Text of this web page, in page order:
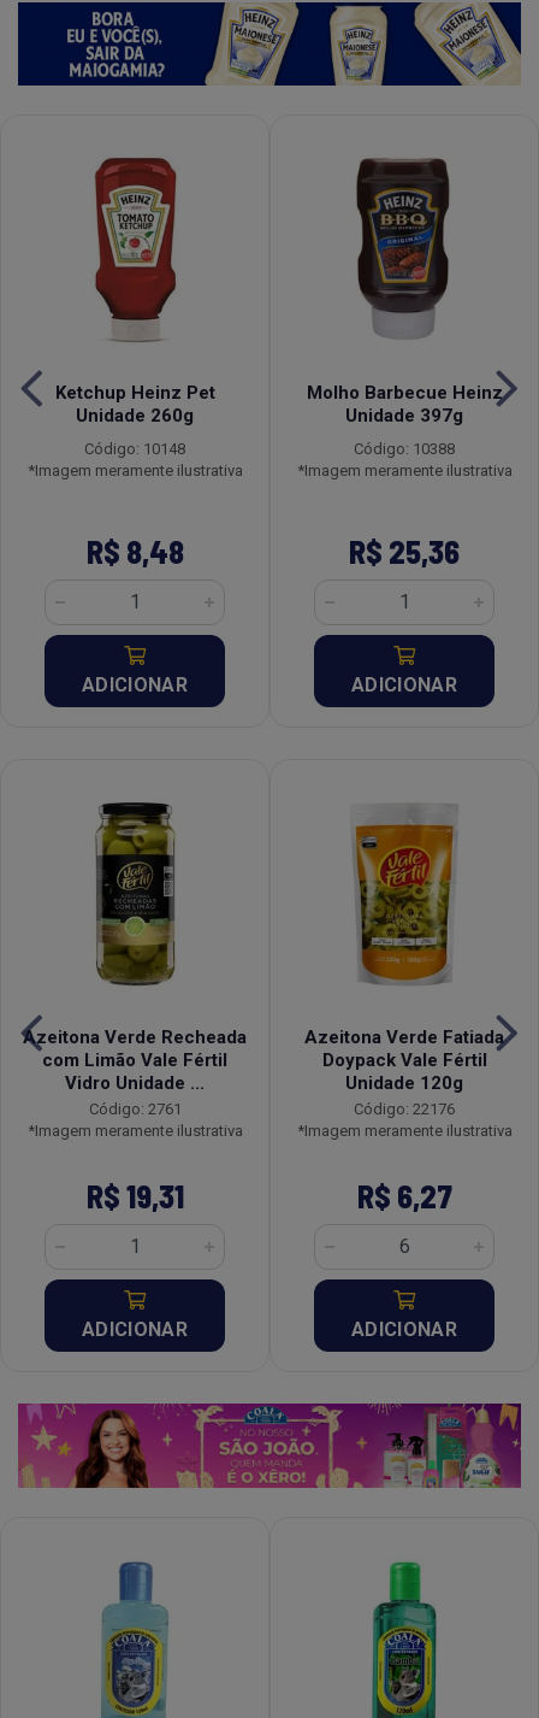
Ketchup Heinz Pet
Unidade 260g
Código: 10148
*Imagem meramente ilustrativa
R$ 8,48
ADICIONAR
Molho Barbecue Heinz
Unidade 397g
Código: 10388
*Imagem meramente ilustrativa
R$ 25,36
ADICIONAR
Azeitona Verde Recheada
com Limão Vale Fértil
Vidro Unidade ...
Código: 2761
*Imagem meramente ilustrativa
R$ 19,31
ADICIONAR
Azeitona Verde Fatiada
Doypack Vale Fértil
Unidade 120g
Código: 22176
*Imagem meramente ilustrativa
R$ 6,27
ADICIONAR